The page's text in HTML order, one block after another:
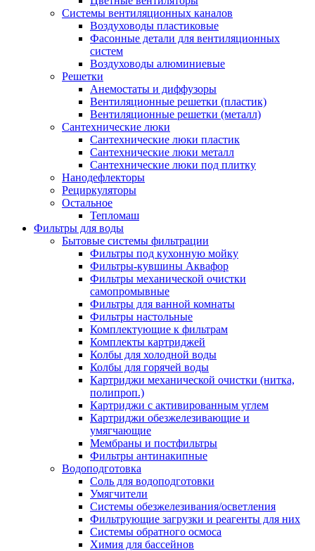
Системы вентиляционных каналов
Воздуховоды пластиковые
Фасонные детали для вентиляционных
систем
Воздуховоды алюминиевые
Решетки
Анемостаты и диффузоры
Вентиляционные решетки (пластик)
Вентиляционные решетки (металл)
Сантехнические люки
Сантехнические люки пластик
Сантехнические люки металл
Сантехнические люки под плитку
Нанодефлекторы
Рециркуляторы
Остальное
Тепломаш
Фильтры для воды
Бытовые системы фильтрации
Фильтры под кухонную мойку
Фильтры-кувшины Аквафор
Фильтры механической очистки
самопромывные
Фильтры для ванной комнаты
Фильтры настольные
Комплектующие к фильтрам
Комплекты картриджей
Колбы для холодной воды
Колбы для горячей воды
Картриджи механической очистки (нитка,
полипроп.)
Картриджи с активированным углем
Картриджи обезжелезивающие и
умягчающие
Мембраны и постфильтры
Фильтры антинакипные
Водоподготовка
Соль для водоподготовки
Умягчители
Системы обезжелезивания/осветления
Фильтрующие загрузки и реагенты для них
Системы обратного осмоса
Химия для бассейнов